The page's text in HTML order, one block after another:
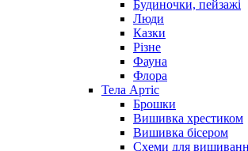
Будиночки, пейзажі
Люди
Казки
Різне
Фауна
Флора
Тела Артіс
Брошки
Вишивка хрестиком
Вишивка бісером
Схеми для